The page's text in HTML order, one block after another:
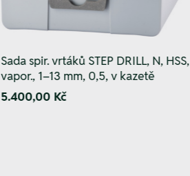
Sada spir. vrtáků STEP DRILL, N, HSS,
vapor., 1–13 mm, 0,5, v kazetě
5.400,00 Kč